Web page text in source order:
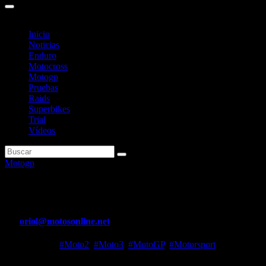
Inicio
Noticias
Enduro
Motocross
Motogp
Pruebas
Raids
Superbikes
Trial
Vídeos
Motogp
oriol@motosonline.net
#Moto2 #Moto3 #MotoGP, #Motorsport